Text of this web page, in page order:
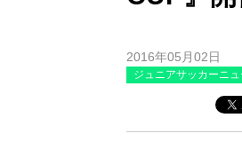
2016年05月02日
ジュニアサッカーニュ